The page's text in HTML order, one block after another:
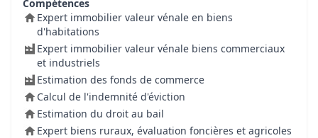
Compétences
Expert immobilier valeur vénale en biens
d'habitations
Expert immobilier valeur vénale biens commerciaux
et industriels
Estimation des fonds de commerce
Calcul de l'indemnité d'éviction
Estimation du droit au bail
Expert biens ruraux, évaluation foncières et agricoles